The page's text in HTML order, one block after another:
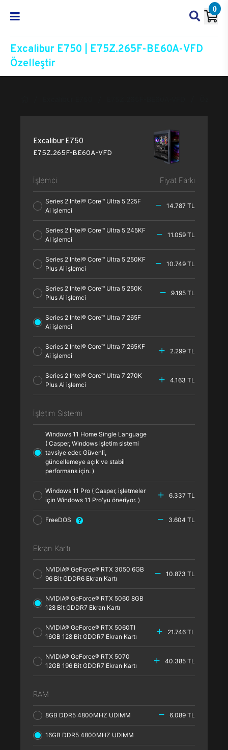
0
Excalibur E750 | E75Z.265F-BE60A-VFD
Özelleştir
Excalibur E750
E75Z.265F-BE60A-VFD
İşlemci Fiyat Farkı
Series 2 Intel® Core™ Ultra 5 225F
Ai işlemci
14.787 TL
Series 2 Intel® Core™ Ultra 5 245KF
AI işlemci
11.059 TL
Series 2 Intel® Core™ Ultra 5 250KF
Plus Ai işlemci
10.749 TL
Series 2 Intel® Core™ Ultra 5 250K
Plus Ai işlemci
9.195 TL
Series 2 Intel® Core™ Ultra 7 265F
Ai işlemci
Series 2 Intel® Core™ Ultra 7 265KF
Ai işlemci
2.299 TL
Series 2 Intel® Core™ Ultra 7 270K
Plus Ai işlemci
4.163 TL
İşletim Sistemi
Windows 11 Home Single Language
( Casper, Windows işletim sistemi
tavsiye eder. Güvenli,
güncellemeye açık ve stabil
performans için. )
Windows 11 Pro ( Casper, işletmeler
için Windows 11 Pro'yu öneriyor. )
6.337 TL
FreeDOS 3.604 TL
Ekran Kartı
NVIDIA® GeForce® RTX 3050 6GB
96 Bit GDDR6 Ekran Kartı
10.873 TL
NVIDIA® GeForce® RTX 5060 8GB
128 Bit GDDR7 Ekran Kartı
NVIDIA® GeForce® RTX 5060TI
16GB 128 Bit GDDR7 Ekran Kartı
21.746 TL
NVIDIA® GeForce® RTX 5070
12GB 196 Bit GDDR7 Ekran Kartı
40.385 TL
RAM
8GB DDR5 4800MHZ UDIMM 6.089 TL
16GB DDR5 4800MHZ UDIMM